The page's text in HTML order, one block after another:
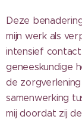
Deze
mijn werk als
intensief
geneeskundige
de
samenwerking
mij doordat zij